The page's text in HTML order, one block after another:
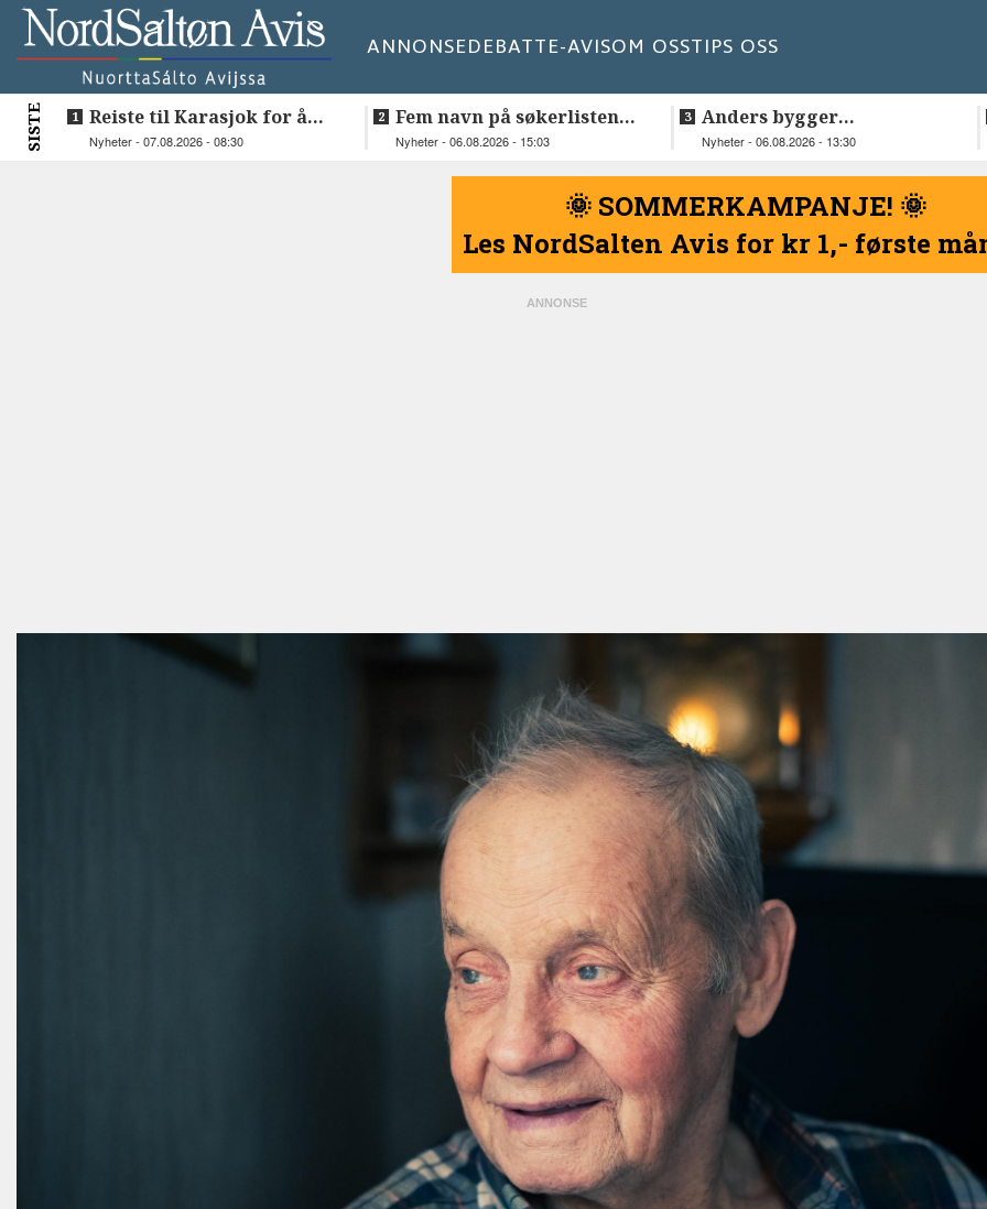
ANNONSEDEBATTE-AVISOM OSSTIPS OSS
SISTE
Reiste til Karasjok for å
vie Ellen og Johan Anders
Nyheter - 07.08.2026 - 08:30
Fem navn på søkerlisten
til toppjobben i
Nyheter - 06.08.2026 - 15:03
Anders bygger
teknologiselskap fra
Nyheter - 06.08.2026 - 13:30
🌞 SOMMERKAMPANJE! 🌞
Les NordSalten Avis for kr 1,- første